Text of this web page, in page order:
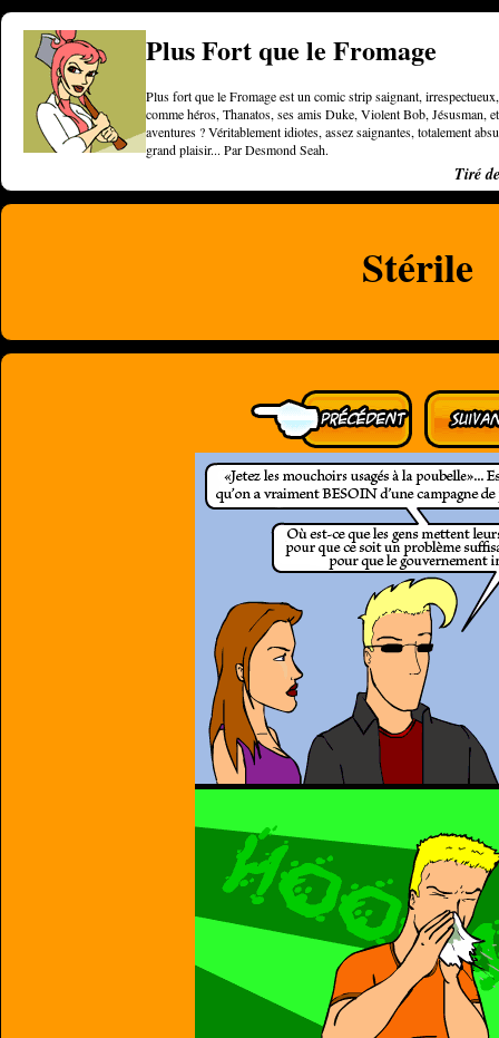
Plus Fort que le Fromage
Plus fort que le Fromage est un comic strip saignant,
comme héros, Thanatos, ses amis Duke, Violent Bob, Jésusman,
aventures ? Véritablement idiotes, assez saignantes, totalement
grand plaisir... Par Desmond Seah.
Tiré
Stérile